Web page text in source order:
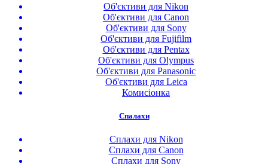
Об'єктиви для Nikon
Об'єктиви для Canon
Об'єктиви для Sony
Об'єктиви для Fujifilm
Об'єктиви для Pentax
Об'єктиви для Olympus
Об'єктиви для Panasonic
Об'єктиви для Leica
Комисіонка
Спалахи
Сплахи для Nikon
Сплахи для Canon
Сплахи для Sony